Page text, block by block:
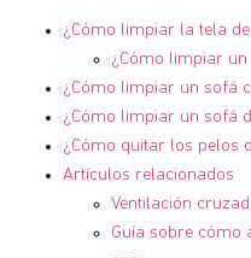
¿Cómo limpiar la tela
¿Cómo limpiar
¿Cómo limpiar un sofá
¿Cómo limpiar un sofá
¿Cómo quitar los pelos
Artículos relacionados
Ventilación
Guía sobre cómo